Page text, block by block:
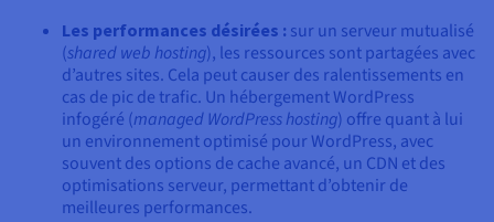
Les performances désirées : sur un serveur mutualisé
(shared web hosting), les ressources sont partagées avec
d’autres sites. Cela peut causer des ralentissements en
cas de pic de trafic. Un hébergement WordPress
infogéré (managed WordPress hosting) offre quant à lui
un environnement optimisé pour WordPress, avec
souvent des options de cache avancé, un CDN et des
optimisations serveur, permettant d’obtenir de
meilleures performances.